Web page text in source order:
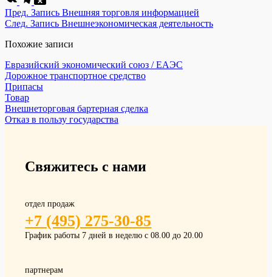
Пред. Запись Внешняя торговля информацией
След. Запись Внешнеэкономическая деятельность
Похожие записи
Евразийский экономический союз / ЕАЭС
Дорожное транспортное средство
Припасы
Товар
Внешнеторговая бартерная сделка
Отказ в пользу государства
Свяжитесь с нами
отдел продаж
+7 (495) 275-30-85
График работы 7 дней в неделю с 08.00 до 20.00
партнерам